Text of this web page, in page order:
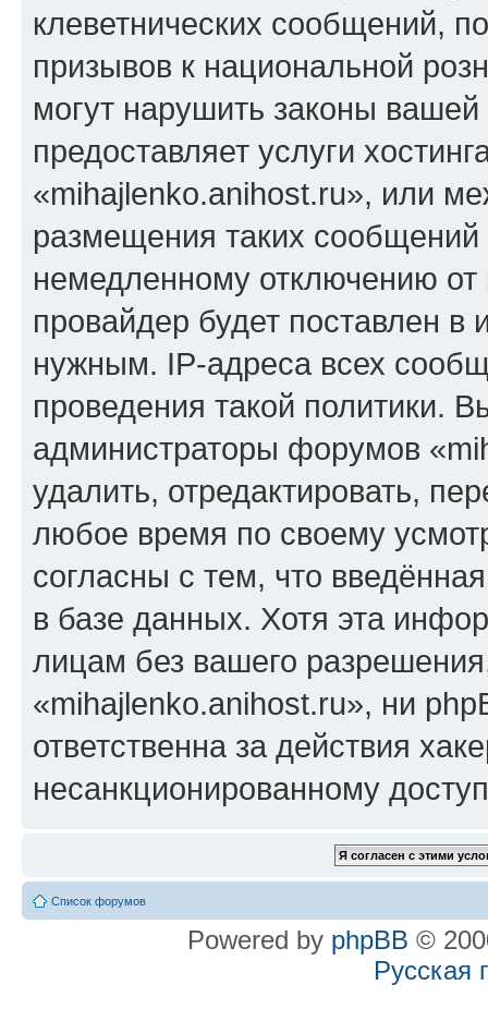
клеветнических сообщений,
призывов к национальной
могут нарушить законы
предоставляет услуги
«mihajlenko.anihost.ru», или
размещения таких
немедленному отключению
провайдер будет поставлен в
нужным. IP-адреса всех
проведения такой политики.
администраторы форумов
удалить, отредактировать,
любое время по своему
согласны с тем, что
в базе данных. Хотя эта
лицам без вашего
«mihajlenko.anihost.ru», ни
ответственна за действия
несанкционированному
Список форумов
Powered by phpBB ©
Русская